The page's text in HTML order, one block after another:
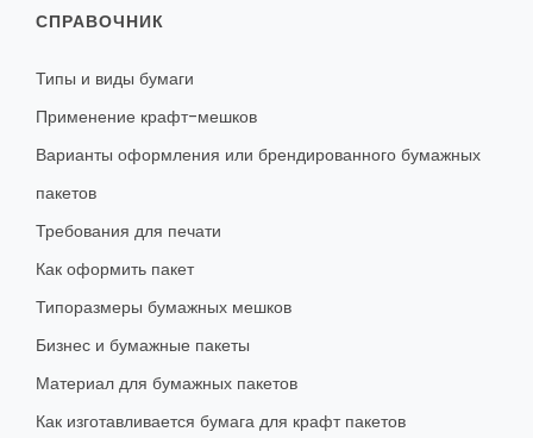
СПРАВОЧНИК
Типы и виды бумаги
Применение крафт-мешков
Варианты оформления или брендированного бумажных
пакетов
Требования для печати
Как оформить пакет
Типоразмеры бумажных мешков
Бизнес и бумажные пакеты
Материал для бумажных пакетов
Как изготавливается бумага для крафт пакетов